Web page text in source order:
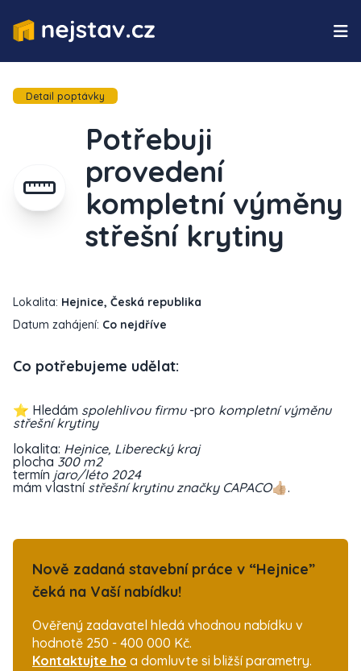
Detail poptávky
Potřebuji
provedení
kompletní výměny
střešní krytiny
Lokalita: Hejnice, Česká republika
Datum zahájení: Co nejdříve
Co potřebujeme udělat:
⭐ Hledám spolehlivou firmu-pro kompletní výměnu
střešní krytiny
lokalita: Hejnice, Liberecký kraj
plocha 300 m2
termín jaro/léto 2024
mám vlastní střešní krytinu značky CAPACO👍🏼.
Nově zadaná stavební práce v “Hejnice”
čeká na Vaší nabídku!
Ověřený zadavatel hledá vhodnou nabídku v
hodnotě 250 - 400 000 Kč.
Kontaktujte ho a domluvte si bližší parametry.